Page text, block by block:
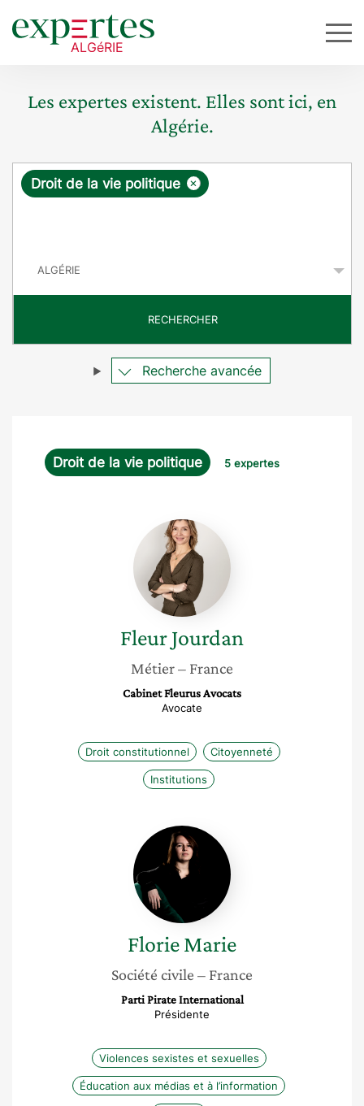
Les expertes existent. Elles sont ici, en
Algérie.
R
ê
e
×
Droit de la vie politique
RECHERCHER
Recherche avancée
Droit de la vie politique 5 expertes
Fleur
Jourdan
FleurJourdan
Métier– France
Cabinet Fleurus Avocats
Avocate
Droit constitutionnel Citoyenneté
Institutions
Florie
Marie
FlorieMarie
Société civile – France
Parti Pirate International
Présidente
Violences sexistes et sexuelles
Éducation aux médias et à l’information